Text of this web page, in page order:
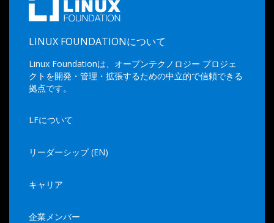
LINUX FOUNDATIONについて
Linux Foundationは、オープンテクノロジー プロジェ
クトを開発・管理・拡張するための中立的で信頼できる
拠点です。
LFについて
リーダーシップ (EN)
キャリア
企業メンバー